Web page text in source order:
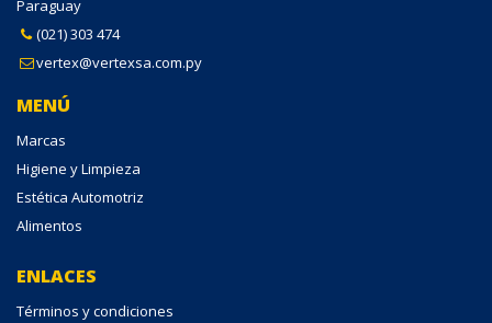
Paraguay
(021) 303 474
vertex@vertexsa.com.py
MENÚ
Marcas
Higiene y Limpieza
Estética Automotriz
Alimentos
ENLACES
Términos y condiciones